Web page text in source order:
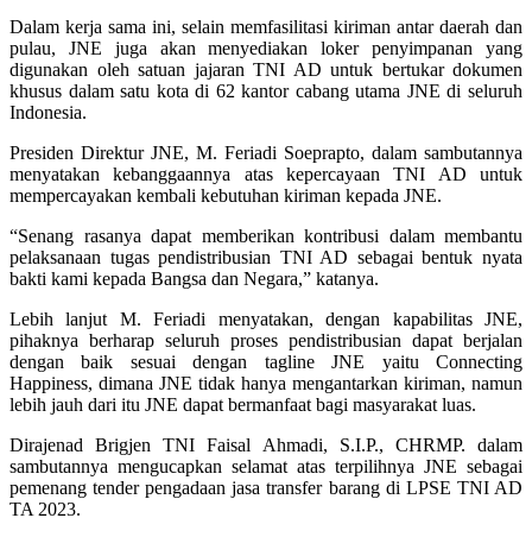
Dalam kerja sama ini, selain memfasilitasi kiriman antar daerah dan
pulau, JNE juga akan menyediakan loker penyimpanan yang
digunakan oleh satuan jajaran TNI AD untuk bertukar dokumen
khusus dalam satu kota di 62 kantor cabang utama JNE di seluruh
Indonesia.
Presiden Direktur JNE, M. Feriadi Soeprapto, dalam sambutannya
menyatakan kebanggaannya atas kepercayaan TNI AD untuk
mempercayakan kembali kebutuhan kiriman kepada JNE.
“Senang rasanya dapat memberikan kontribusi dalam membantu
pelaksanaan tugas pendistribusian TNI AD sebagai bentuk nyata
bakti kami kepada Bangsa dan Negara,” katanya.
Lebih lanjut M. Feriadi menyatakan, dengan kapabilitas JNE,
pihaknya berharap seluruh proses pendistribusian dapat berjalan
dengan baik sesuai dengan tagline JNE yaitu Connecting
Happiness, dimana JNE tidak hanya mengantarkan kiriman, namun
lebih jauh dari itu JNE dapat bermanfaat bagi masyarakat luas.
Dirajenad Brigjen TNI Faisal Ahmadi, S.I.P., CHRMP. dalam
sambutannya mengucapkan selamat atas terpilihnya JNE sebagai
pemenang tender pengadaan jasa transfer barang di LPSE TNI AD
TA 2023.